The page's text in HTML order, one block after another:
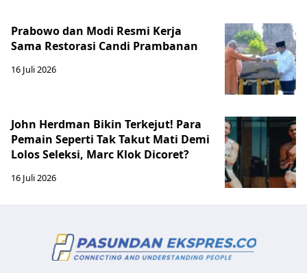
Prabowo dan Modi Resmi Kerja
Sama Restorasi Candi Prambanan
16 Juli 2026
John Herdman Bikin Terkejut! Para
Pemain Seperti Tak Takut Mati Demi
Lolos Seleksi, Marc Klok Dicoret?
16 Juli 2026